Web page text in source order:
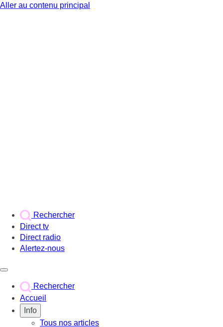
Aller au contenu principal
Rechercher
Direct tv
Direct radio
Alertez-nous
Rechercher
Accueil
Info
Tous nos articles